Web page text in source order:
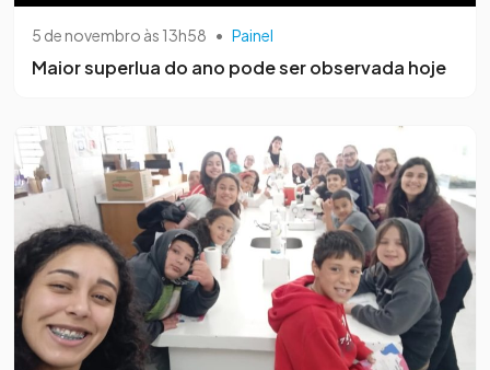
5 de novembro às 13h58 • Painel
Maior superlua do ano pode ser observada hoje